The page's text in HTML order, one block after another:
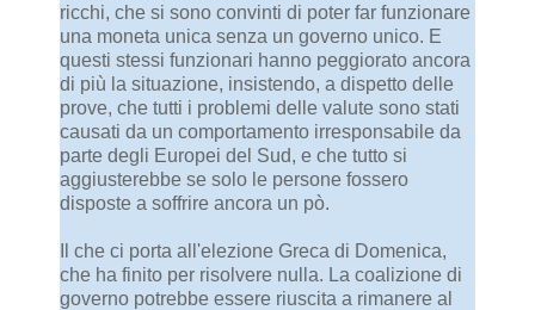
ricchi, che si sono convinti di poter far funzionare
una moneta unica senza un governo unico. E
questi stessi funzionari hanno peggiorato ancora
di più la situazione, insistendo, a dispetto delle
prove, che tutti i problemi delle valute sono stati
causati da un comportamento irresponsabile da
parte degli Europei del Sud, e che tutto si
aggiusterebbe se solo le persone fossero
disposte a soffrire ancora un pò.
Il che ci porta all'elezione Greca di Domenica,
che ha finito per risolvere nulla. La coalizione di
governo potrebbe essere riuscita a rimanere al